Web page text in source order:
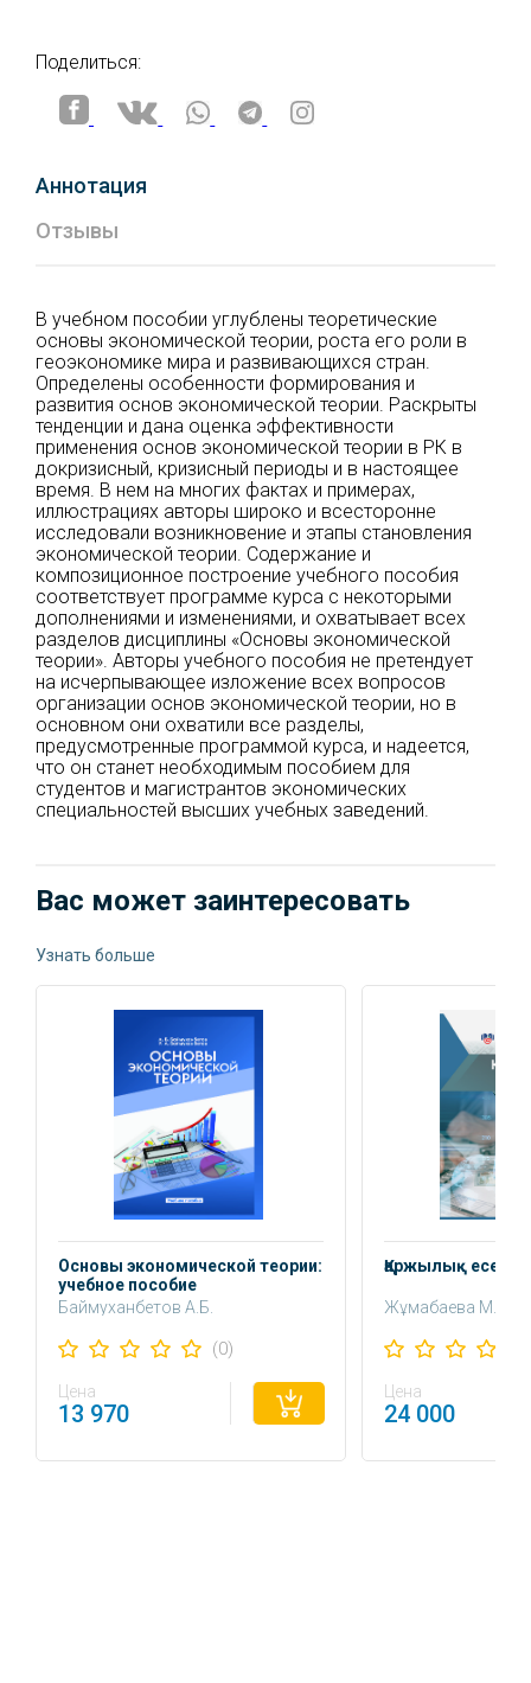
Поделиться:
Аннотация
Отзывы
В учебном пособии углублены теоретические
основы экономической теории, роста его роли в
геоэкономике мира и развивающихся стран.
Определены особенности формирования и
развития основ экономической теории. Раскрыты
тенденции и дана оценка эффективности
применения основ экономической теории в РК в
докризисный, кризисный периоды и в настоящее
время. В нем на многих фактах и примерах,
иллюстрациях авторы широко и всесторонне
исследовали возникновение и этапы становления
экономической теории. Содержание и
композиционное построение учебного пособия
соответствует программе курса с некоторыми
дополнениями и изменениями, и охватывает всех
разделов дисциплины «Основы экономической
теории». Авторы учебного пособия не претендует
на исчерпывающее изложение всех вопросов
организации основ экономической теории, но в
основном они охватили все разделы,
предусмотренные программой курса, и надеется,
что он станет необходимым пособием для
студентов и магистрантов экономических
специальностей высших учебных заведений.
Вас может заинтересовать
Узнать больше
Основы экономической теории:
учебное пособие
Баймуханбетов А.Б.
Баймуханбетов Р.А. (0)
Цена
13 970
Қаржылық есеп-2:
Жұмабаева М.Д.
Торшаева Ш.М.
Цена
24 000